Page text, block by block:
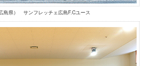
広島県） サンフレッチェ広島F.Cユース